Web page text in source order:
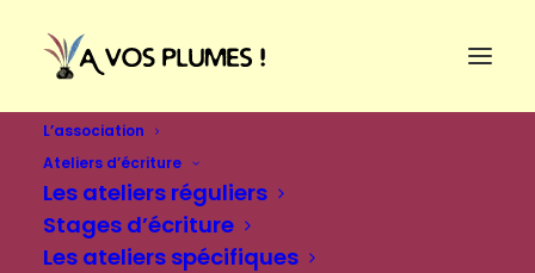
L’association
Ateliers d’écriture
Les ateliers réguliers
Stages d’écriture
Les ateliers spécifiques